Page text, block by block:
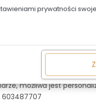
prywatności
zamówienie:
tortów
możliwa jest